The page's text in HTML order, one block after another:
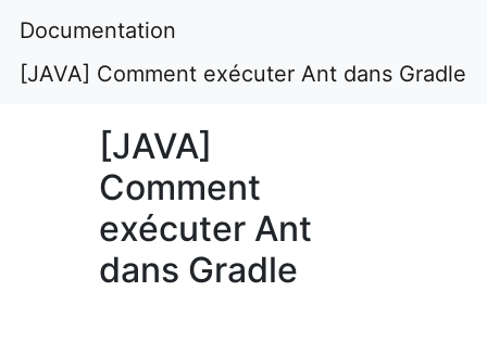
Documentation
[JAVA] Comment exécuter Ant dans Gradle
[JAVA]
Comment
exécuter Ant
dans Gradle